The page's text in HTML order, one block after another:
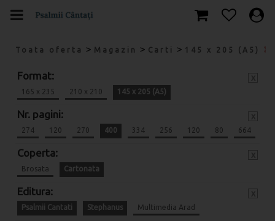
Toata oferta > Magazin > Carti > 145 x 205 (A5)
Format:
165 x 235 210 x 210 145 x 205 (A5)
Nr. pagini:
274 120 270 400 334 256 120 80 664
Coperta:
Brosata Cartonata
Editura:
Psalmii Cantati Stephanus Multimedia Arad